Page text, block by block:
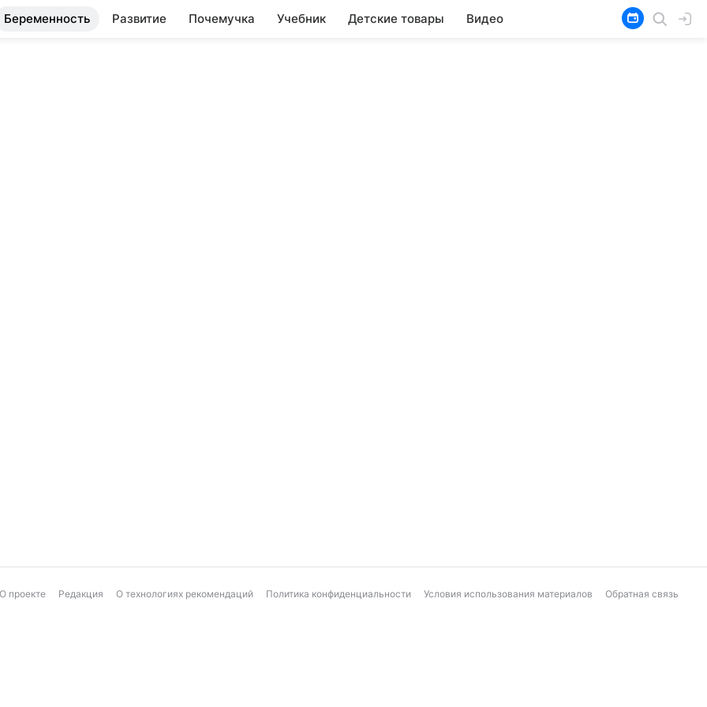
Беременность Развитие Почемучка Учебник Детские товары Видео
О проекте Редакция О технологиях рекомендаций Политика конфиденциальности Условия использования материалов Обратная связь